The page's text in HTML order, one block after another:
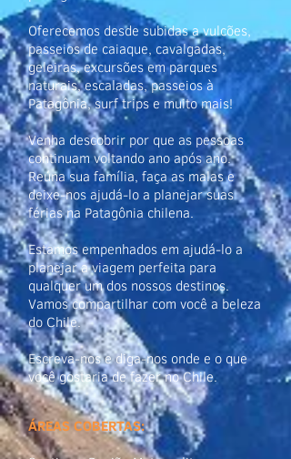
Oferecemos desde subidas a vulcões,
passeios de caiaque, cavalgadas,
geleiras, excursões em parques
naturais, escaladas, passeios à
Patagônia, surf trips e muito mais!
Venha descobrir por que as pessoas
continuam voltando ano após ano.
Reúna sua família, faça as malas e
deixe-nos ajudá-lo a planejar suas
férias na Patagônia chilena.
Estamos empenhados em ajudá-lo a
planejar a viagem perfeita para
qualquer um dos nossos destinos.
Vamos compartilhar com você a beleza
do Chile.
Escreva-nos e diga-nos onde e o que
você gostaria de fazer no Chile.
ÁREAS COBERTAS: